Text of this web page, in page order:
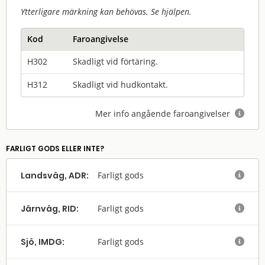
Ytterligare märkning kan behövas. Se hjälpen.
Kod
Faroangivelse
H302
Skadligt vid förtäring.
H312 Skadligt vid hudkontakt.
Mer info angående faroangivelser 
FARLIGT GODS ELLER INTE?
Landsväg, ADR: Farligt gods 
Järnväg, RID: Farligt gods 
Sjö, IMDG: Farligt gods 